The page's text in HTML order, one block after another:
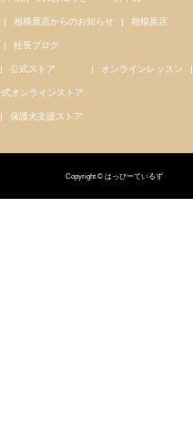
相模原店からのお知らせ
社長ブログ
相模原店
公式ストア
式オンラインストア
保護犬支援ストア
オンラインレッスン
Copyright © はっぴーているず